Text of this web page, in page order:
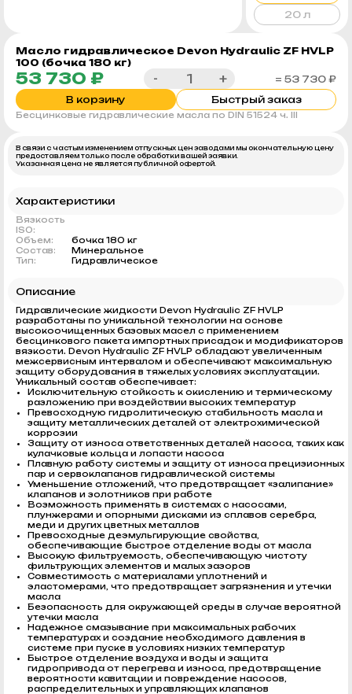
Масло гидравлическое Devon Hydraulic ZF HVLP
100 (бочка 180 кг)
53 730 ₽ - +
= 53 730 ₽
В корзину
Быстрый заказ
Бесцинковые гидравлические масла по DIN 51524 ч. III
20 л
В связи с частым изменением отпускных цен заводами мы окончательную цену
предоставляем только после обработки вашей заявки.
Указанная цена не является публичной офертой.
Характеристики
Вязкость
ISO:
Объем:
бочка 180 кг
Состав:
Минеральное
Тип:
Гидравлическое
Описание
Гидравлические жидкости Devon Hydraulic ZF HVLP
разработаны по уникальной технологии на основе
высокоочищенных базовых масел с применением
бесцинкового пакета импортных присадок и модификаторов
вязкости. Devon Hydraulic ZF HVLP обладают увеличенным
межсервисным интервалом и обеспечивают максимальную
защиту оборудования в тяжелых условиях эксплуатации.
Уникальный состав обеспечивает:
Исключительную стойкость к окислению и термическому
разложению при воздействии высоких температур
Превосходную гидролитическую стабильность масла и
защиту металлических деталей от электрохимической
коррозии
Защиту от износа ответственных деталей насоса, таких как
кулачковые кольца и лопасти насоса
Плавную работу системы и защиту от износа прецизионных
пар и сервоклапанов гидравлической системы
Уменьшение отложений, что предотвращает «залипание»
клапанов и золотников при работе
Возможность применять в системах с насосами,
плунжерами и опорными дисками из сплавов серебра,
меди и других цветных металлов
Превосходные деэмульгирующие свойства,
обеспечивающие быстрое отделение воды от масла
Высокую фильтруемость, обеспечивающую чистоту
фильтрующих элементов и малых зазоров
Совместимость с материалами уплотнений и
эластомерами, что предотвращает загрязнения и утечки
масла
Безопасность для окружающей среды в случае вероятной
утечки масла
Надежное смазывание при максимальных рабочих
температурах и создание необходимого давления в
системе при пуске в условиях низких температур
Быстрое отделение воздуха и воды и защита
гидропривода от перегрева и износа, предотвращение
вероятности кавитации и повреждение насосов,
распределительных и управляющих клапанов